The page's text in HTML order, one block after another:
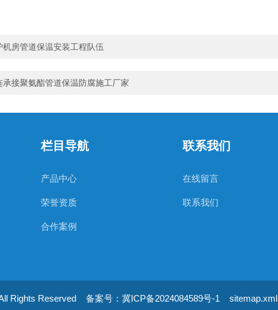
机房管道保温安装工程队伍
承接聚氨酯管道保温防腐施工厂家
栏目导航
产品中心
荣誉资质
合作案例
联系我们
在线留言
联系我们
Rights Reserved 备案号：冀ICP备2024084589号-1 sitemap.xml